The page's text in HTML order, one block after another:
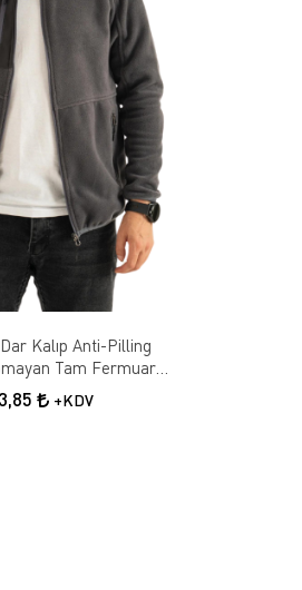
Kalıp Anti-Pilling
Tam Fermuar
Polar Sweatshirt
+KDV